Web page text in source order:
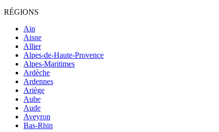
RÉGIONS
Ain
Aisne
Allier
Alpes-de-Haute-Provence
Alpes-Maritimes
Ardèche
Ardennes
Ariège
Aube
Aude
Aveyron
Bas-Rhin